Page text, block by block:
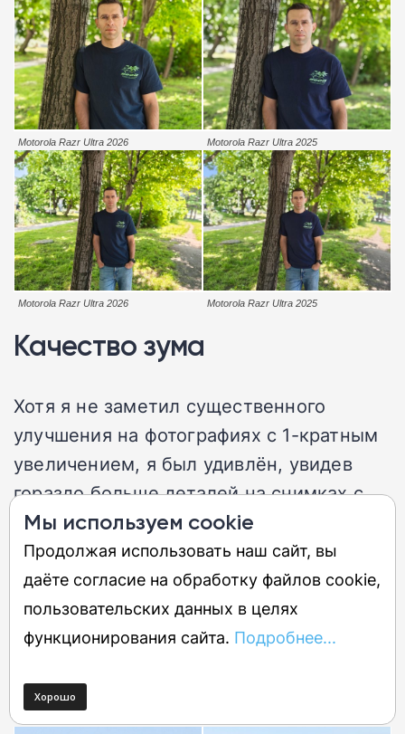
Motorola Razr Ultra 2026 Motorola Razr Ultra 2025
Motorola Razr Ultra 2026 Motorola Razr Ultra 2025
Качество зума
Хотя я не заметил существенного
улучшения на фотографиях с 1-кратным
увеличением, я был удивлён, увидев
гораздо больше деталей на снимках с
зумом, где Razr Ultra 2026 выигрывает.
Мы используем cookie
Продолжая использовать наш сайт, вы
даёте согласие на обработку файлов cookie,
пользовательских данных в целях
функционирования сайта. Подробнее...